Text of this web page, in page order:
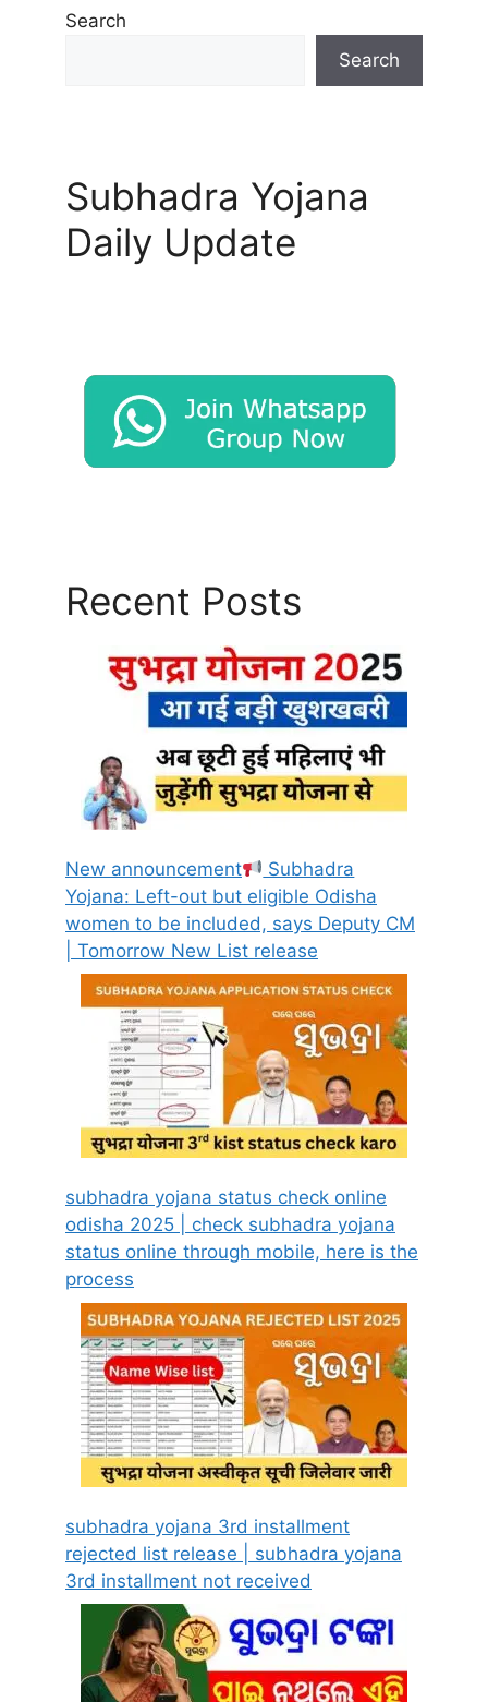
Search
Search
Subhadra Yojana
Daily Update
Recent Posts
New announcement
Subhadra
Yojana: Left-out but eligible Odisha
women to be included, says Deputy CM
| Tomorrow New List release
subhadra yojana status check online
odisha 2025 | check subhadra yojana
status online through mobile, here is the
process
subhadra yojana 3rd installment
rejected list release | subhadra yojana
3rd installment not received